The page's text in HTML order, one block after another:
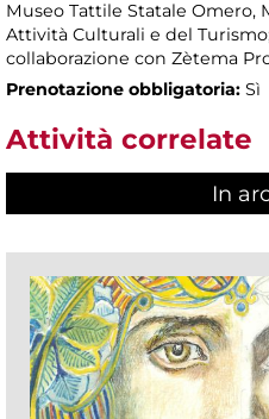
Museo Tattile Statale Omero,
Attività Culturali e del
collaborazione con Zètema
Prenotazione obbligatoria: Sì
Attività correlate
In